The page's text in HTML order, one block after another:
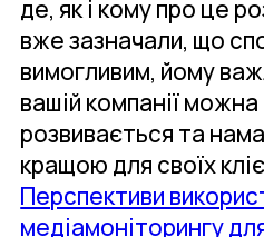
де, як і кому про це
вже зазначали, що
вимогливим, йому
вашій компанії
розвивається та
кращою для своїх
Перспективи
медіамоніторингу